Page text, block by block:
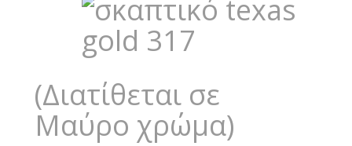
(Διατίθεται σε
Μαύρο χρώμα)